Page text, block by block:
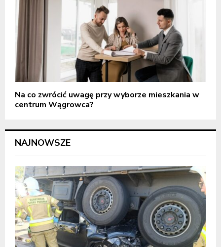
Na co zwrócić uwagę przy wyborze mieszkania w
centrum Wągrowca?
NAJNOWSZE